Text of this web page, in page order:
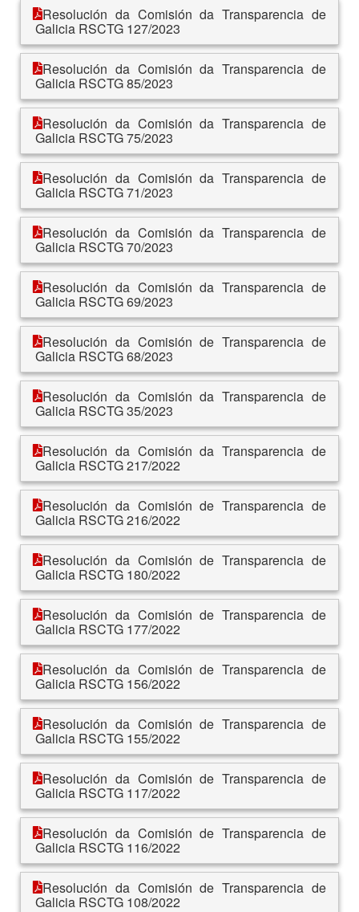
Resolución da Comisión da Transparencia de
Galicia RSCTG 127/2023
Resolución da Comisión da Transparencia de
Galicia RSCTG 85/2023
Resolución da Comisión da Transparencia de
Galicia RSCTG 75/2023
Resolución da Comisión da Transparencia de
Galicia RSCTG 71/2023
Resolución da Comisión da Transparencia de
Galicia RSCTG 70/2023
Resolución da Comisión da Transparencia de
Galicia RSCTG 69/2023
Resolución da Comisión de Transparencia de
Galicia RSCTG 68/2023
Resolución da Comisión da Transparencia de
Galicia RSCTG 35/2023
Resolución da Comisión da Transparencia de
Galicia RSCTG 217/2022
Resolución da Comisión de Transparencia de
Galicia RSCTG 216/2022
Resolución da Comisión de Transparencia de
Galicia RSCTG 180/2022
Resolución da Comisión de Transparencia de
Galicia RSCTG 177/2022
Resolución da Comisión de Transparencia de
Galicia RSCTG 156/2022
Resolución da Comisión de Transparencia de
Galicia RSCTG 155/2022
Resolución da Comisión de Transparencia de
Galicia RSCTG 117/2022
Resolución da Comisión de Transparencia de
Galicia RSCTG 116/2022
Resolución da Comisión de Transparencia de
Galicia RSCTG 108/2022